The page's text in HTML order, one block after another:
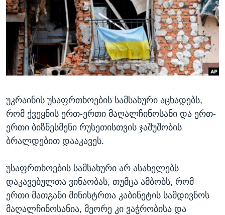
ᲡᲢᲣᲓᲘᲐ ᲕᲐᲨᲘᲜᲒᲢᲝᲜᲘ
ᲔᲙᲝᲜᲝᲛᲘᲙᲐ
ᲯᲐᲜᲛᲠᲗᲔᲚᲝᲑᲐ
ᲛᲔᲪᲜᲘᲔᲠᲔᲑᲐ
ᲘᲜᲢᲔᲠᲕᲘᲣ
ᲒᲐᲚᲘᲚᲔᲝ
ᲓᲔᲖᲘᲜᲤᲝᲠᲛᲐᲪᲘᲐ
Learning English
ᲗᲕᲐᲚᲘ ᲒᲕᲐᲓᲔᲕᲜᲔᲗ
უკრაინის უსაფრთხოების სამსახური აცხადებს,
რომ ქვეყნის ერთ-ერთი მაღალჩინოსანი და ერთ-
ერთი ბიზნესმენი რუსეთისთვის ჯაშუშობის
ბრალდებით დააკავეს.
უსაფრთხოების სამსახური არ ასახელებს
დაკავებულთა ვინაობას, თუმცა ამბობს, რომ
ერთი მათგანი მინისტრთა კაბინეტის სამდივნოს
მაღალჩინოსანია, მეორე კი ვაჭრობისა და